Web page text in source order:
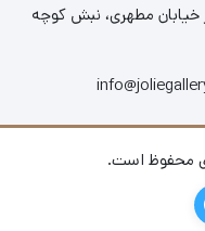
خیابان مطهری، نبش کوچه
محفوظ است.